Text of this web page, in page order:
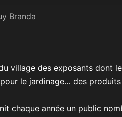
Branda
village des exposants dont
le jardinage… des
chaque année un public